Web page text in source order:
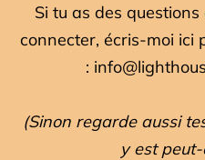
Si tu as des
connecter, écris-moi ici
:
(Sinon regarde aussi
y est